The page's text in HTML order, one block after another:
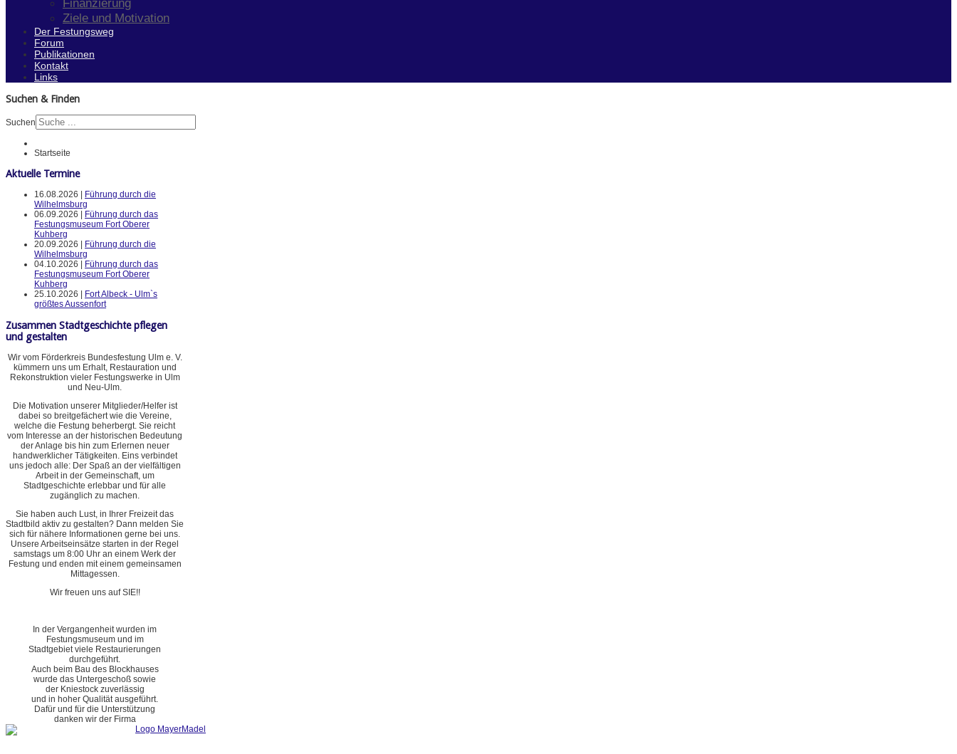
Finanzierung
Ziele und Motivation
Der Festungsweg
Forum
Publikationen
Kontakt
Links
Suchen & Finden
Suchen
Startseite
Aktuelle Termine
16.08.2026 |
Führung durch die
Wilhelmsburg
06.09.2026 |
Führung durch das
Festungsmuseum Fort Oberer
Kuhberg
20.09.2026 |
Führung durch die
Wilhelmsburg
04.10.2026 |
Führung durch das
Festungsmuseum Fort Oberer
Kuhberg
25.10.2026 |
Fort Albeck - Ulm`s
größtes Aussenfort
Zusammen Stadtgeschichte pflegen
und gestalten
Wir vom Förderkreis Bundesfestung Ulm e. V.
kümmern uns um Erhalt, Restauration und
Rekonstruktion vieler Festungswerke in Ulm
und Neu-Ulm.
Die Motivation unserer Mitglieder/Helfer ist
dabei so breitgefächert wie die Vereine,
welche die Festung beherbergt. Sie reicht
vom Interesse an der historischen Bedeutung
der Anlage bis hin zum Erlernen neuer
handwerklicher Tätigkeiten. Eins verbindet
uns jedoch alle: Der Spaß an der vielfältigen
Arbeit in der Gemeinschaft, um
Stadtgeschichte erlebbar und für alle
zugänglich zu machen.
Sie haben auch Lust, in Ihrer Freizeit das
Stadtbild aktiv zu gestalten? Dann melden Sie
sich für nähere Informationen gerne bei uns.
Unsere Arbeitseinsätze starten in der Regel
samstags um 8:00 Uhr an einem Werk der
Festung und enden mit einem gemeinsamen
Mittagessen.
Wir freuen uns auf SIE!!
In der Vergangenheit wurden im
Festungsmuseum und im
Stadtgebiet viele Restaurierungen
durchgeführt.
Auch beim Bau des Blockhauses
wurde das Untergeschoß sowie
der Kniestock zuverlässig
und in hoher Qualität ausgeführt.
Dafür und für die Unterstützung
danken wir der Firma